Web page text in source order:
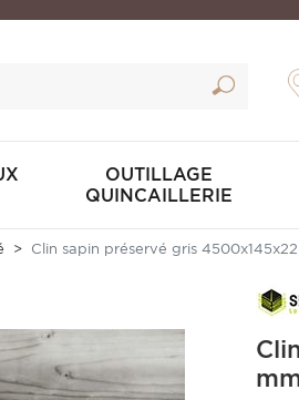
OUTILLAGE
QUINCAILLERIE
Clin sapin préservé gris